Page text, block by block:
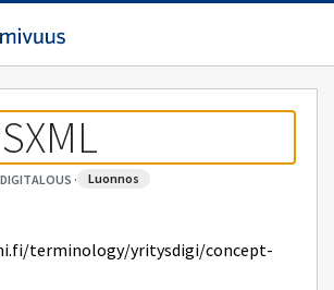
· luonnos
terminology/yritysdigi/concept-